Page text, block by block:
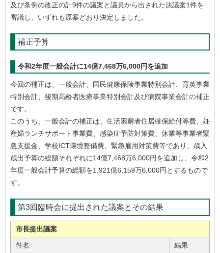
及び条例の改正の計9件の議案と議員から出された決議案1件を
審議し、いずれも原案どおり決定しました。
補正予算
令和2年度一般会計に14億7,468万6,000円を追加
今回の補正は、一般会計、国民健康保険事業特別会計、育英事業
特別会計、後期高齢者医療事業特別会計及び病院事業会計の補正
です。
このうち、一般会計の補正は、生活困窮者住居確保給付等費、妊
産婦ランチサポート事業費、感染症予防対策費、休業等事業者緊
急支援金、学校ICT環境整備費、緊急雇用対策費等であり、歳入
歳出予算の総額それぞれに14億7,468万6,000円を追加し、令和2
年度一般会計予算の総額を1,921億6,159万6,000円とするもので
す。
第3回臨時会に提出された議案とその結果
市長提出議案
件名 結果